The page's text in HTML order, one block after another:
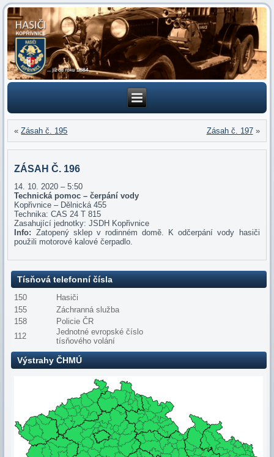
«Zásah č. 195 Zásah č. 197»
ZÁSAH Č. 196
14. 10. 2020 – 5:50
Technická pomoc – čerpání vody
Kopřivnice – Dělnická 455
Technika: CAS 24 T 815
Zasahující jednotky: JSDH Kopřivnice
Info: Zatopený sklep v rodinném domě. K odčerpání vody hasiči
použili motorové kalové čerpadlo.
Tísňová telefonní čísla
150
Hasiči
155
Záchranná služba
158
Policie ČR
112
Jednotné evropské číslo
tísňového volání
Výstrahy ČHMÚ